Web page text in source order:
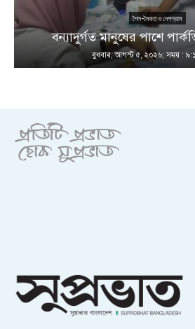
শৈল-সৈকত ও দেশগ্রাম
বন্যাদুর্গত মানুষের পাশে
বুধবার, আগস্ট ৫, ২০২৬; সময় :